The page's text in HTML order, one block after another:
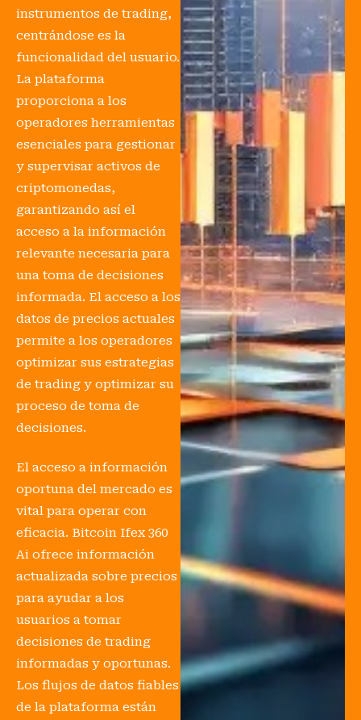
instrumentos de trading,
centrándose es la
funcionalidad del usuario.
La plataforma
proporciona a los
operadores herramientas
esenciales para gestionar
y supervisar activos de
criptomonedas,
garantizando así el
acceso a la información
relevante necesaria para
una toma de decisiones
informada. El acceso a los
datos de precios actuales
permite a los operadores
optimizar sus estrategias
de trading y optimizar su
proceso de toma de
decisiones.
El acceso a información
oportuna del mercado es
vital para operar con
eficacia. Bitcoin Ifex 360
Ai ofrece información
actualizada sobre precios
para ayudar a los
usuarios a tomar
decisiones de trading
informadas y oportunas.
Los flujos de datos fiables
de la plataforma están